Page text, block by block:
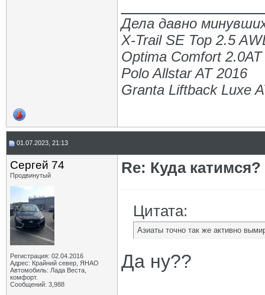
Дела давно
X-Trail SE Top 2.5
Optima Comfort
Polo Allstar AT 2016
Granta Liftback Luxe
01.07.2023, 21:13
Сергей 74
Продвинутый
Регистрация: 02.04.2016
Адрес: Крайний север, ЯНАО
Автомобиль: Лада Веста,
комфорт.
Сообщений: 3,988
Re: Куда катимся?
Цитата:
Азиаты точно так же активно
Да ну??